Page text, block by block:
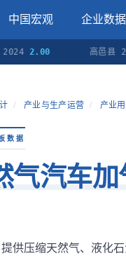
中国宏观 企业数据
2.00 高邑县 2024
/ 产业与生产运营 / 产业
数据
气汽车加
供压缩天然气、液化